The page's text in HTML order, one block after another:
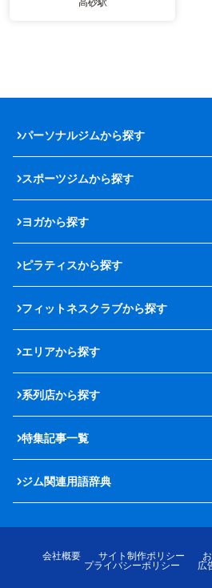
パーソナルジムから探す
スポーツジムから探す
ヨガから探す
ピラティスから探す
フィットネスクラブから探す
エリアから探す
系列店から探す
特集記事一覧
ジム関連用語辞典
会社概要 サイト制作ポリシー
プライバシーポリシー
広